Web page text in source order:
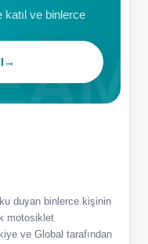
ve binlerce
→
duyan binlerce kişinin
motosiklet
ve Global tarafından